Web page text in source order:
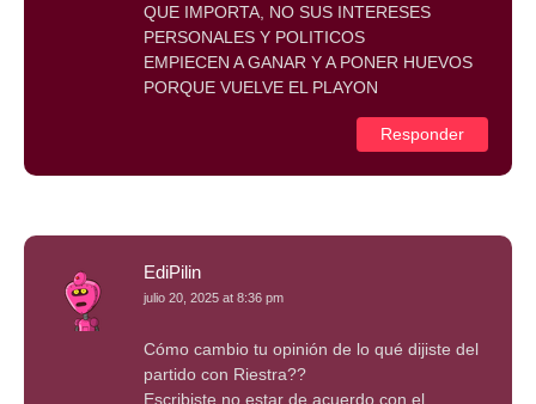
QUE IMPORTA, NO SUS INTERESES
PERSONALES Y POLITICOS
EMPIECEN A GANAR Y A PONER HUEVOS
PORQUE VUELVE EL PLAYON
Responder
EdiPilin
julio 20, 2025 at 8:36 pm
Cómo cambio tu opinión de lo qué dijiste del
partido con Riestra??
Escribiste no estar de acuerdo con el